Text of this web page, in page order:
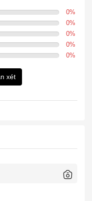
0%
0%
0%
0%
0%
xét